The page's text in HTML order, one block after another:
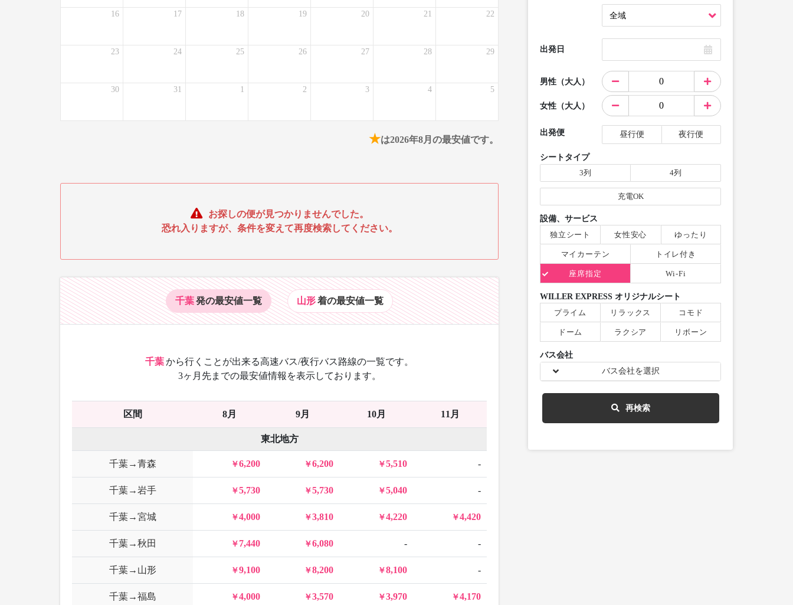
16 17 18 19 20 21 22
23 24 25 26 27 28 29
30 31 1 2 3 4 5
★は2026年8月の最安値です。
お探しの便が見つかりませんでした。
恐れ入りますが、条件を変えて再度検索してください。
千葉発の最安値一覧 山形着の最安値一覧
千葉から行くことが出来る高速バス/夜行バス路線の一覧です。
3ヶ月先までの最安値情報を表示しております。
区間 8月 9月 10月 11月
東北地方
千葉→青森 6,200 6,200 5,510 -
千葉→岩手 5,730 5,730 5,040 -
千葉→宮城 4,000 3,810 4,220 4,420
千葉→秋田 7,440 6,080 - -
千葉→山形 9,100 8,200 8,100 -
千葉→福島 4,000 3,570 3,970 4,170
出発日
男性（大人）
女性（大人）
出発便 昼行便 夜行便
シートタイプ
3列
4列
充電OK
設備、サービス
独立シート
女性安心 ゆったり
マイカーテン トイレ付き
座席指定 Wi-Fi
WILLER EXPRESS オリジナルシート
プライム
リラックス コモド
ドーム ラクシア リボーン
バス会社
バス会社を選択
再検索